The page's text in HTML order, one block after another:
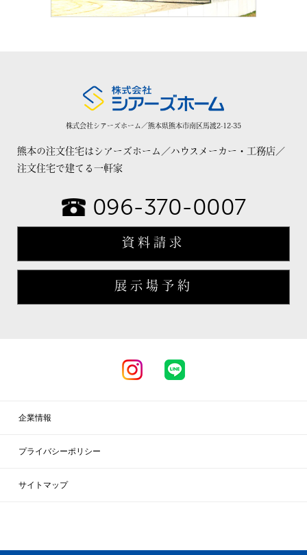
株式会社シアーズホーム／熊本県熊本市南区馬渡2-12-35
熊本の注文住宅はシアーズホーム／ハウスメーカー・工務店／
注文住宅で建てる一軒家
096-370-0007
資料請求
展示場予約
企業情報
プライバシーポリシー
サイトマップ